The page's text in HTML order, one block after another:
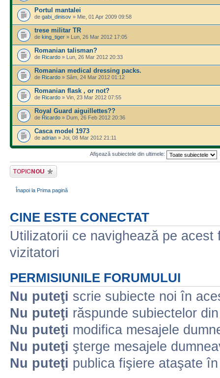
Portul mantalei
de gabi_dinisov » Mie, 01 Apr 2009 09:58
trese militar TR
de king_tiger » Lun, 26 Mar 2012 17:05
Romanian talisman?
de Ricardo » Lun, 26 Mar 2012 20:33
Romanian medical dressing packs.
de Ricardo » Sâm, 24 Mar 2012 01:12
Romanian flask , or not?
de Ricardo » Vin, 23 Mar 2012 07:55
Royal Guard aiguillettes??
de Ricardo » Dum, 26 Feb 2012 20:36
Casca model 1973
de adrian » Joi, 08 Mar 2012 21:11
Afişează subiectele din ultimele:
Scrie un subiect
nou
Înapoi la Prima pagină
CINE ESTE CONECTAT
Utilizatorii ce navighează pe
vizitatori
PERMISIUNILE FORUMULUI
Nu puteţi scrie subiecte noi în
Nu puteţi răspunde subiectelor
Nu puteţi modifica mesajele
Nu puteţi şterge mesajele
Nu puteţi publica fişiere ataşate